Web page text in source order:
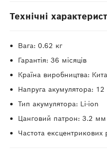
Технічні
Вага: 0.62 кг
Гарантія: 36 місяців
Країна виробництва:
Напруга акумулятора:
Тип акумулятора: Li‑ion
Цанговий патрон: 3.2 мм
Частота ексцентрикових